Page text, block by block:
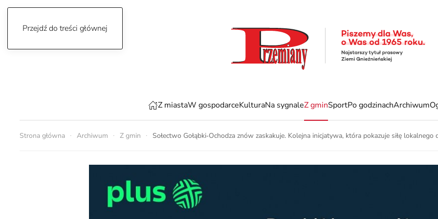
Przejdź do treści głównej
Z miastaW gospodarceKulturaNa sygnaleZ gminSportPo godzinachArchiwum
Strona główna Archiwum Z gmin Sołectwo Gołąbki‑Ochodza znów zaskakuje. Kolejna inicjatywa, która pokazuje siłę lokalnego